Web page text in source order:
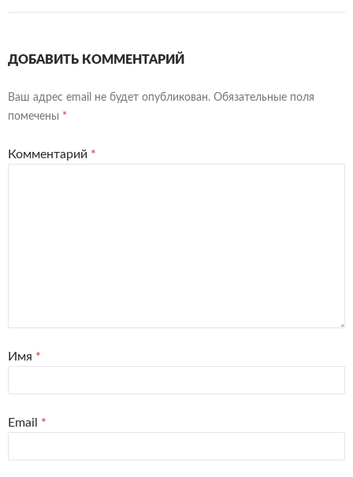
ДОБАВИТЬ КОММЕНТАРИЙ
Ваш адрес email не будет опубликован. Обязательные поля
помечены *
Комментарий *
Имя *
Email *